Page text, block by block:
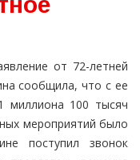
от 72-летней
сообщила, что с ее
миллиона 100 тысяч
мероприятий было
поступил звонок